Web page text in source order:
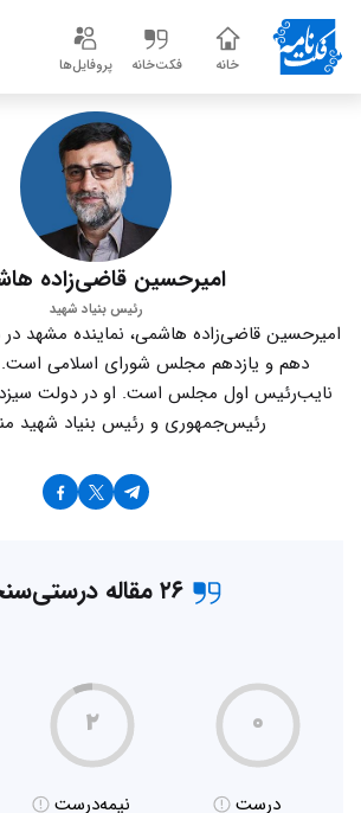
خانه فکت‌خانه پروفایل‌ها
امیرحسین قاضی‌زاده
رئیس بنیاد شهید
امیرحسین قاضی‌زاده هاشمی، نماینده مشهد
دهم و یازدهم مجلس شورای اسلامی است.
نایب‌رئیس اول مجلس است. او در دولت
رئیس‌جمهوری و رئیس بنیاد شهید
۲۶ مقاله درستی‌سنجی
۰
درست
۲
نیمه‌درست